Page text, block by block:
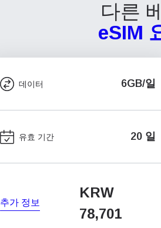
다른
eSIM
데이터 6GB/일
유효 기간 20 일
추가 정보
KRW
78,701